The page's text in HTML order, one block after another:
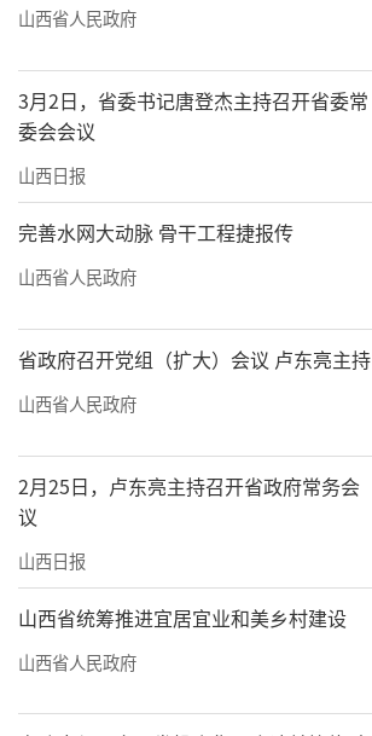
山西省人民政府
3月2日，省委书记唐登杰主持召开省委常
委会会议
山西日报
完善水网大动脉 骨干工程捷报传
山西省人民政府
省政府召开党组（扩大）会议 卢东亮主持
山西省人民政府
2月25日，卢东亮主持召开省政府常务会
议
山西日报
山西省统筹推进宜居宜业和美乡村建设
山西省人民政府